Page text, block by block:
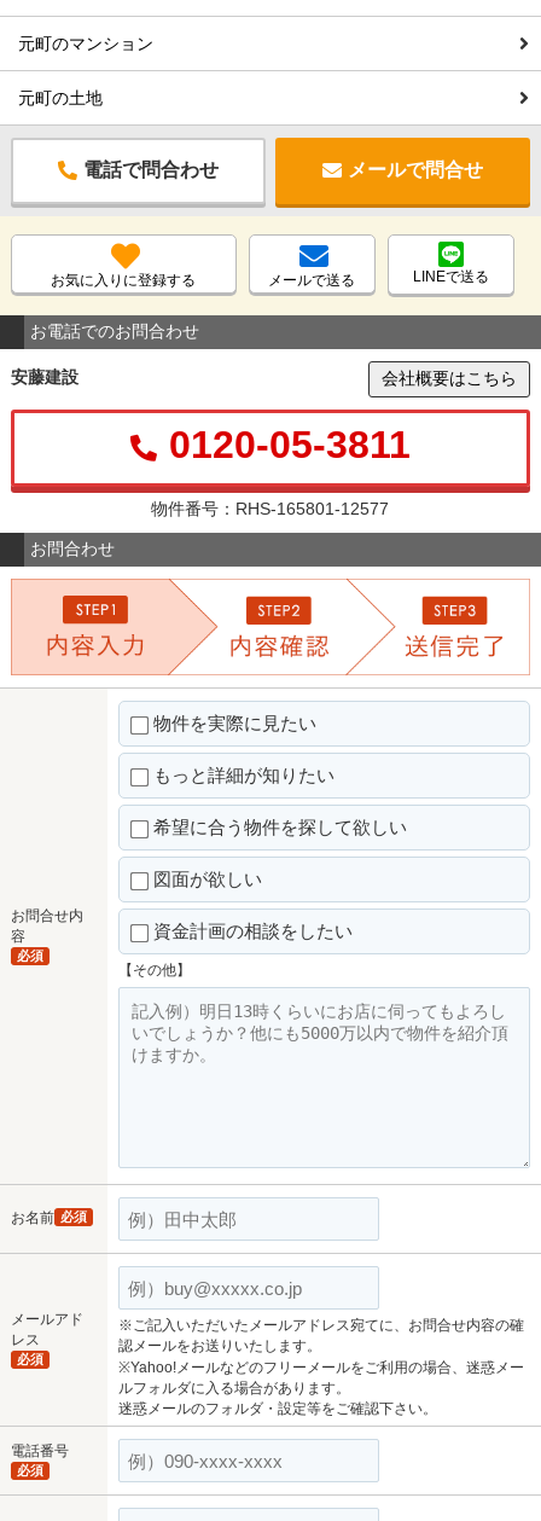
元町のマンション
元町の土地
電話で問合わせ メールで問合せ
お気に入りに登録する メールで送る LINEで送る
お電話でのお問合わせ
安藤建設 会社概要はこちら
0120-05-3811
物件番号：RHS-165801-12577
お問合わせ
お問合せ内
容
必須
物件を実際に見たい
もっと詳細が知りたい
希望に合う物件を探して欲しい
図面が欲しい
資金計画の相談をしたい
【その他】
お名前 必須
メールアド
レス
必須
※ご記入いただいたメールアドレス宛てに、お問合せ内容の確
認メールをお送りいたします。
※Yahoo!メールなどのフリーメールをご利用の場合、迷惑メー
ルフォルダに入る場合があります。
迷惑メールのフォルダ・設定等をご確認下さい。
電話番号
必須